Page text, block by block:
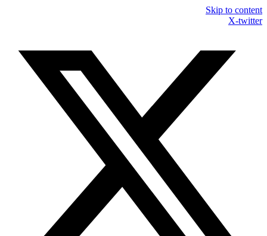
Skip to content
X-twitter